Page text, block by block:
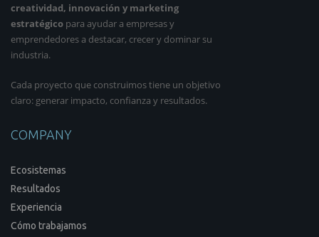
creatividad, innovación y marketing
estratégico para ayudar a empresas y
emprendedores a destacar, crecer y dominar su
industria.
Cada proyecto que construimos tiene un objetivo
claro: generar impacto, confianza y resultados.
COMPANY
Ecosistemas
Resultados
Experiencia
Cómo trabajamos